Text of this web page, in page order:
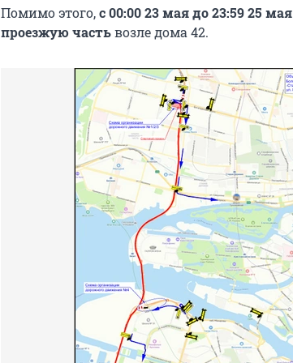
Помимо этого,с 00:00 23 мая до 23:59 25 мая
проезжую частьвозле дома 42.